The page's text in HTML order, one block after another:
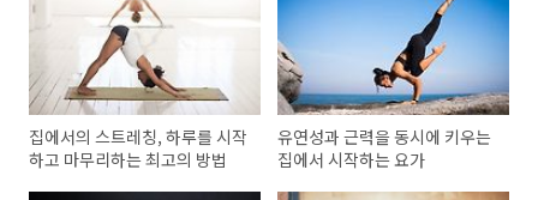
집에서의 스트레칭, 하루를 시작
하고 마무리하는 최고의 방법
유연성과 근력을 동시에 키우는
집에서 시작하는 요가